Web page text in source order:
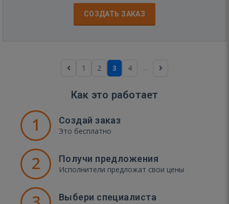
СОЗДАТЬ ЗАКАЗ
1 2 3 4 ...
Как это работает
1 Создай заказ
Это бесплатно
2 Получи предложения
Исполнители предложат свои цены
Выбери специалиста